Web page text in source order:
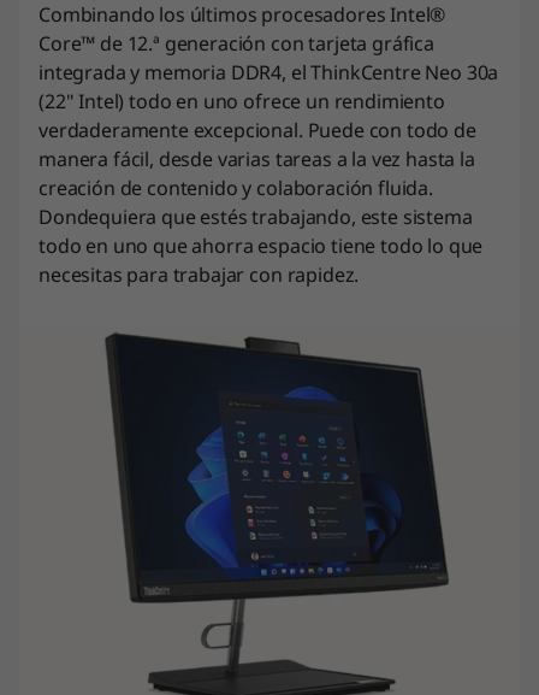
Combinando los últimos procesadores Intel®
Core™ de 12.ª generación con tarjeta gráfica
integrada y memoria DDR4, el ThinkCentre Neo 30a
(22" Intel) todo en uno ofrece un rendimiento
verdaderamente excepcional. Puede con todo de
manera fácil, desde varias tareas a la vez hasta la
creación de contenido y colaboración fluida.
Dondequiera que estés trabajando, este sistema
todo en uno que ahorra espacio tiene todo lo que
necesitas para trabajar con rapidez.